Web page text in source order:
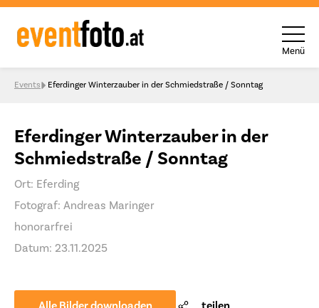
Skip to content
Menü
Events Eferdinger Winterzauber in der Schmiedstraße / Sonntag
Eferdinger Winterzauber in der
Schmiedstraße / Sonntag
Ort: Eferding
Fotograf: Andreas Maringer
honorarfrei
Datum: 23.11.2025